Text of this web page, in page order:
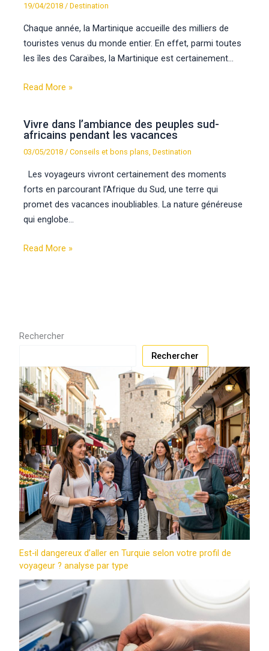
19/04/2018/Destination
Chaque année, la Martinique accueille des milliers de
touristes venus du monde entier. En effet, parmi toutes
les îles des Caraïbes, la Martinique est certainement…
Read More »
Vivre dans l’ambiance des peuples sud-
africains pendant les vacances
03/05/2018/Conseils et bons plans,Destination
Les voyageurs vivront certainement des moments
forts en parcourant l’Afrique du Sud, une terre qui
promet des vacances inoubliables. La nature généreuse
qui englobe…
Read More »
Rechercher
Rechercher
Est‑il dangereux d’aller en Turquie selon votre profil de
voyageur ? analyse par type